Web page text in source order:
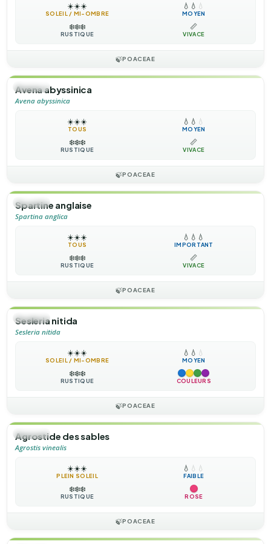
☀️☀️☀️
SOLEIL / MI-OMBRE
💧 💧 💧
MOYEN
❄️❄️❄️
RUSTIQUE
📏
VIVACE
🍃POACEAE
🌿HERBE
Avena abyssinica
Avena abyssinica
☀️☀️☀️
TOUS
💧 💧 💧
MOYEN
❄️❄️❄️
RUSTIQUE
📏
VIVACE
🍃POACEAE
🌿HERBE
Spartine anglaise
Spartina anglica
☀️☀️☀️
TOUS
💧 💧 💧
IMPORTANT
❄️❄️❄️
RUSTIQUE
📏
VIVACE
🍃POACEAE
🌿HERBE
Sesleria nitida
Sesleria nitida
☀️☀️☀️
SOLEIL / MI-OMBRE
💧 💧 💧
MOYEN
❄️❄️❄️
RUSTIQUE COULEURS
🍃POACEAE
🌿HERBE
Agrostide des sables
Agrostis vinealis
☀️☀️☀️
PLEIN SOLEIL
💧 💧 💧
FAIBLE
❄️❄️❄️
RUSTIQUE ROSE
🍃POACEAE